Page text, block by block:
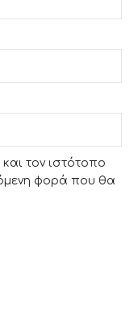
τον ιστότοπο
φορά που θα